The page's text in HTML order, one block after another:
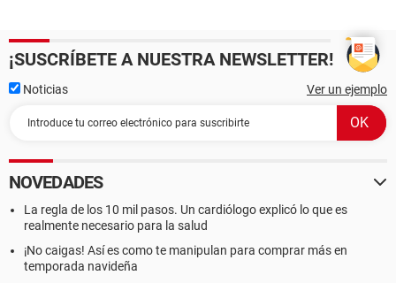
¡SUSCRÍBETE A NUESTRA NEWSLETTER!
Noticias Ver un ejemplo
NOVEDADES
La regla de los 10 mil pasos. Un cardiólogo explicó lo que es
realmente necesario para la salud
¡No caigas! Así es como te manipulan para comprar más en
temporada navideña